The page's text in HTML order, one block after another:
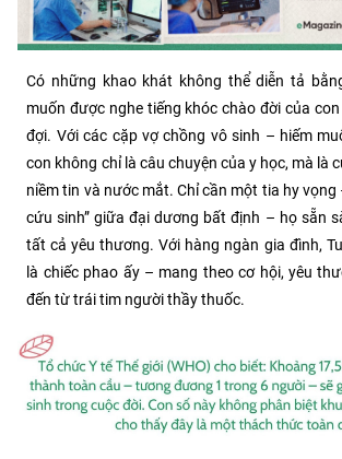
Có những khao khát không thể diễn tả
muốn được nghe tiếng khóc chào đời của
đợi. Với các cặp vợ chồng vô sinh – hiếm
con không chỉ là câu chuyện của y học, mà là
niềm tin và nước mắt. Chỉ cần một tia hy vọng
cứu sinh” giữa đại dương bất định – họ sẵn
tất cả yêu thương. Với hàng ngàn gia đình,
là chiếc phao ấy – mang theo cơ hội, yêu
đến từ trái tim người thầy thuốc.